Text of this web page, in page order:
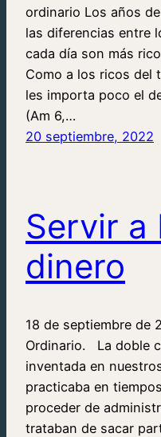
ordinario Los años
las diferencias entre
cada día son más
Como a los ricos del
les importa poco el
(Am 6,…
20 septiembre, 2022
Servir a
dinero
18 de septiembre de
Ordinario. La doble
inventada en
practicaba en
proceder de
trataban de sacar